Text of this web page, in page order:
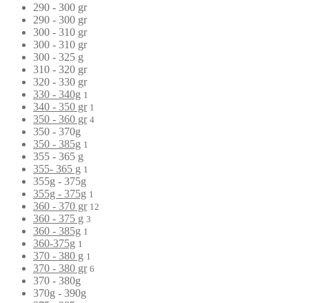
290 - 300 gr
290 - 300 gr
300 - 310 gr
300 - 310 gr
300 - 325 g
310 - 320 gr
320 - 330 gr
330 - 340g 1
340 - 350 gr 1
350 - 360 gr 4
350 - 370g
350 - 385g 1
355 - 365 g
355- 365 g 1
355g - 375g
355g - 375g 1
360 - 370 gr 12
360 - 375 g 3
360 - 385g 1
360-375g 1
370 - 380 g 1
370 - 380 gr 6
370 - 380g
370g - 390g